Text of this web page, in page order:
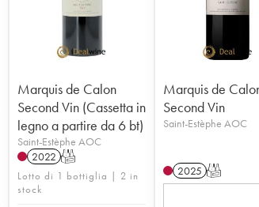
Marquis de Calon
Second Vin (Cassetta in
legno a partire da 6 bt)
Saint-Estèphe AOC
2022 T
Lotto di 1 bottiglia | 2 in
stock
Marquis de
Second Vin
Saint-Estèphe AOC
2025 T